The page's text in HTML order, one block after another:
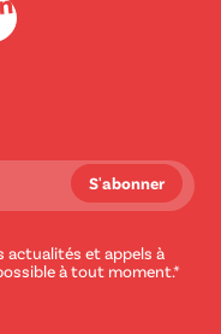
actualités et appels à
à tout moment.*